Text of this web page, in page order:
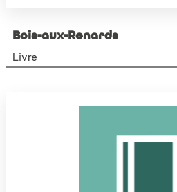
Bois-aux-Renards
Livre